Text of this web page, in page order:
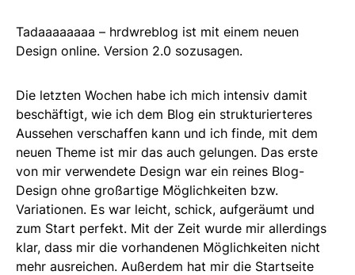
Tadaaaaaaaa – hrdwreblog ist mit einem neuen
Design online. Version 2.0 sozusagen.
Die letzten Wochen habe ich mich intensiv damit
beschäftigt, wie ich dem Blog ein strukturierteres
Aussehen verschaffen kann und ich finde, mit dem
neuen Theme ist mir das auch gelungen. Das erste
von mir verwendete Design war ein reines Blog-
Design ohne großartige Möglichkeiten bzw.
Variationen. Es war leicht, schick, aufgeräumt und
zum Start perfekt. Mit der Zeit wurde mir allerdings
klar, dass mir die vorhandenen Möglichkeiten nicht
mehr ausreichen. Außerdem hat mir die Startseite